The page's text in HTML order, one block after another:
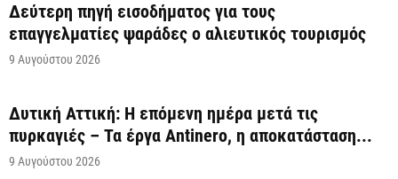
Δεύτερη πηγή εισοδήματος για τους
επαγγελματίες ψαράδες ο αλιευτικός τουρισμός
9 Αυγούστου 2026
Δυτική Αττική: Η επόμενη ημέρα μετά τις
πυρκαγιές – Τα έργα Antinero, η αποκατάσταση...
9 Αυγούστου 2026